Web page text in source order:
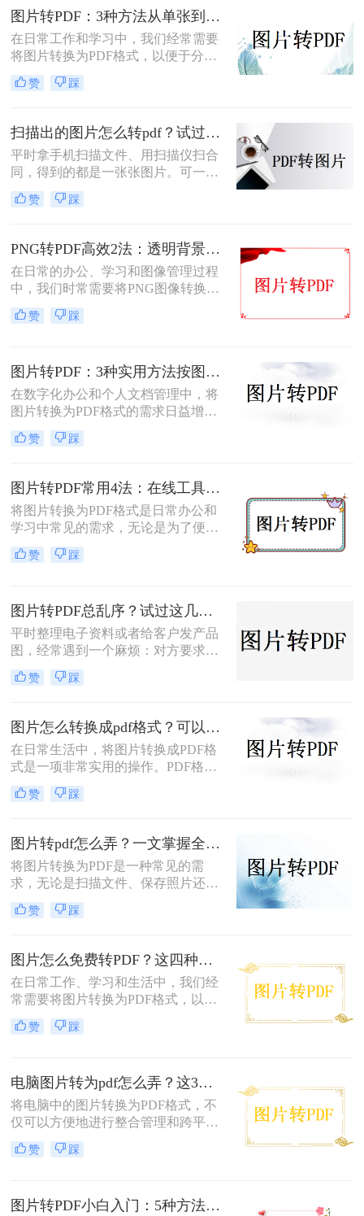
您根据不同的需求选择最合适的方
法。
图片转PDF：3种方法从单张到批量转换的操作差异！
在日常工作和学习中，我们经常需要
将图片转换为PDF格式，以便于分
享、打印和存档。那么图片怎么转pdf
呢？本文将介绍三种常用的将图片转
同的需求选择最合适的方式。
赞 踩
扫描出的图片怎么转pdf？试过好用的几个办法！
平时拿手机扫描文件、用扫描仪扫合
同，得到的都是一张张图片。可一旦
要发给别人、归档保存或者打印出
来，PDF格式明显更正式、也更方
行，转完PDF却模糊了；十几页的扫
描件，一页一页转太磨人；还有些涉
及隐私的文件，不敢随便往在线工具
里传。
赞 踩
PNG转PDF高效2法：透明背景保留和文件压缩设置！
在日常的办公、学习和图像管理过程
中，我们时常需要将PNG图像转换为
PDF文件。PDF文件格式因其良好的
兼容性、稳定性和在不同设备上显示
片转PDF的方法。
赞 踩
图片转PDF：3种实用方法按图片格式（JPG/PNG/BMP）选！
在数字化办公和个人文档管理中，将
图片转换为PDF格式的需求日益增
长。PDF（Portable Document
Format）因其跨平台兼容性、不易变
享。那么如何把图片转换成PDF呢？
本文将介绍几种实用的方法来帮助您
完成图片到PDF的转换。
赞 踩
图片转PDF常用4法：在线工具、桌面软件、手机APP和打印导出的适用边界！
将图片转换为PDF格式是日常办公和
学习中常见的需求，无论是为了便于
分享、存储还是打印。那么图片转为
pdf怎么弄呢？本文将介绍几种常用的
赞 踩
图片转PDF总乱序？试过这几个方法后顺手多了
平时整理电子资料或者给客户发产品
图，经常遇到一个麻烦：对方要求把
一堆零散的图片打包成一个完整的
PDF文件。如果一张张发过去，不仅
混。很多朋友一搜“图片转pdf怎么
弄”，出来一堆复杂的教程，其实只
要找对工具，这事儿非常简单。本文
就按大家最常用的场景（在线免安
装、批量处理、手机自带功能）整理
了几个亲测好用的办法，帮你轻松搞
赞 踩
图片怎么转换成pdf格式？可以尝试这三种方法！
在日常生活中，将图片转换成PDF格
式是一项非常实用的操作。PDF格式
因其跨平台兼容性、格式固定性和易
于分享打印等特点，被广泛应用于各
怎么转换成pdf格式呢？本文将介绍三
种将图片转换成PDF格式的方法。
赞 踩
图片转pdf怎么弄？一文掌握全平台方法！
将图片转换为PDF是一种常见的需
求，无论是扫描文件、保存照片还是
整理资料，PDF格式都能更好地保证
内容的完整性和兼容性。那么图片转
机、在线工具等多种转换方法，总有
一种适合你！
赞 踩
图片怎么免费转PDF？这四种方法轻松搞定！
在日常工作、学习和生活中，我们经
常需要将图片转换为PDF格式，以便
于分享、打印或存档。PDF文件因其
跨平台兼容性、保持格式不变以及安
片转换为PDF，无需花费任何费用即
可轻松完成转换。那么图片怎么免费
转PDF呢？本文将为您详细介绍几种
赞 踩
电脑图片转为pdf怎么弄？这3种方法值得尝试！
将电脑中的图片转换为PDF格式，不
仅可以方便地进行整合管理和跨平台
查看，还能有效保护图片的原始质量
和隐私信息。那么电脑图片转为pdf怎
片到PDF的转换。
赞 踩
图片转PDF小白入门：5种方法从最简单到最专业逐步升级！